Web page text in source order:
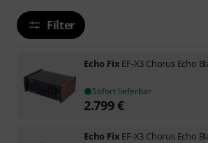
Filter
Echo Fix EF-X3 Chorus Echo
Sofort lieferbar
2.799€
Echo Fix EF-X3 Chorus Echo